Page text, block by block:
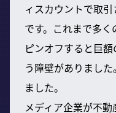
ィスカウントで取
です。これまで多
ピンオフすると巨
う障壁がありまし
ました。
メディア企業が不